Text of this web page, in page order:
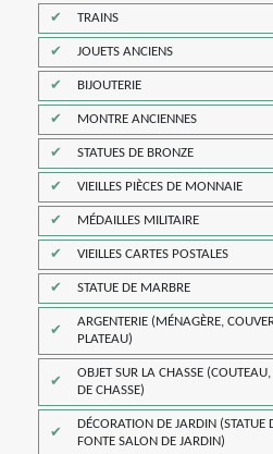
TRAINS
JOUETS ANCIENS
BIJOUTERIE
MONTRE ANCIENNES
STATUES DE BRONZE
VIEILLES PIÈCES DE MONNAIE
MÉDAILLES MILITAIRE
VIEILLES CARTES POSTALES
STATUE DE MARBRE
ARGENTERIE (MÉNAGÈRE,
PLATEAU)
OBJET SUR LA CHASSE
DE CHASSE)
DÉCORATION DE JARDIN (STATUE
FONTE SALON DE JARDIN)